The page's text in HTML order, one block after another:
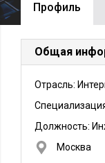
Профиль
Общая
Отрасль:
Должность:
Москва